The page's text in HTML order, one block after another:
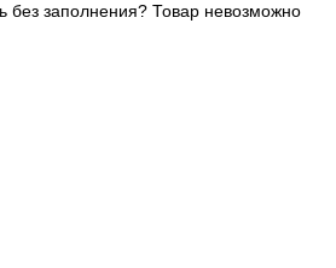
без заполнения? Товар невозможно